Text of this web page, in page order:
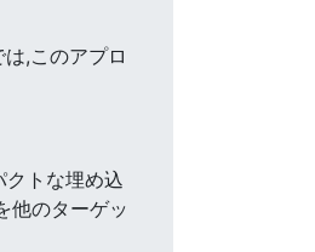
,このアプロ
トな埋め込
他のターゲッ